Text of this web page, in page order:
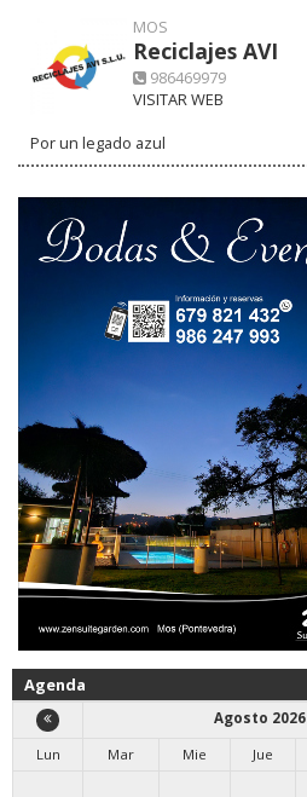
MOS
Reciclajes AVI
986469979
VISITAR WEB
Por un legado azul
Agenda
Agosto 2026
Lun
Mar Mie Jue